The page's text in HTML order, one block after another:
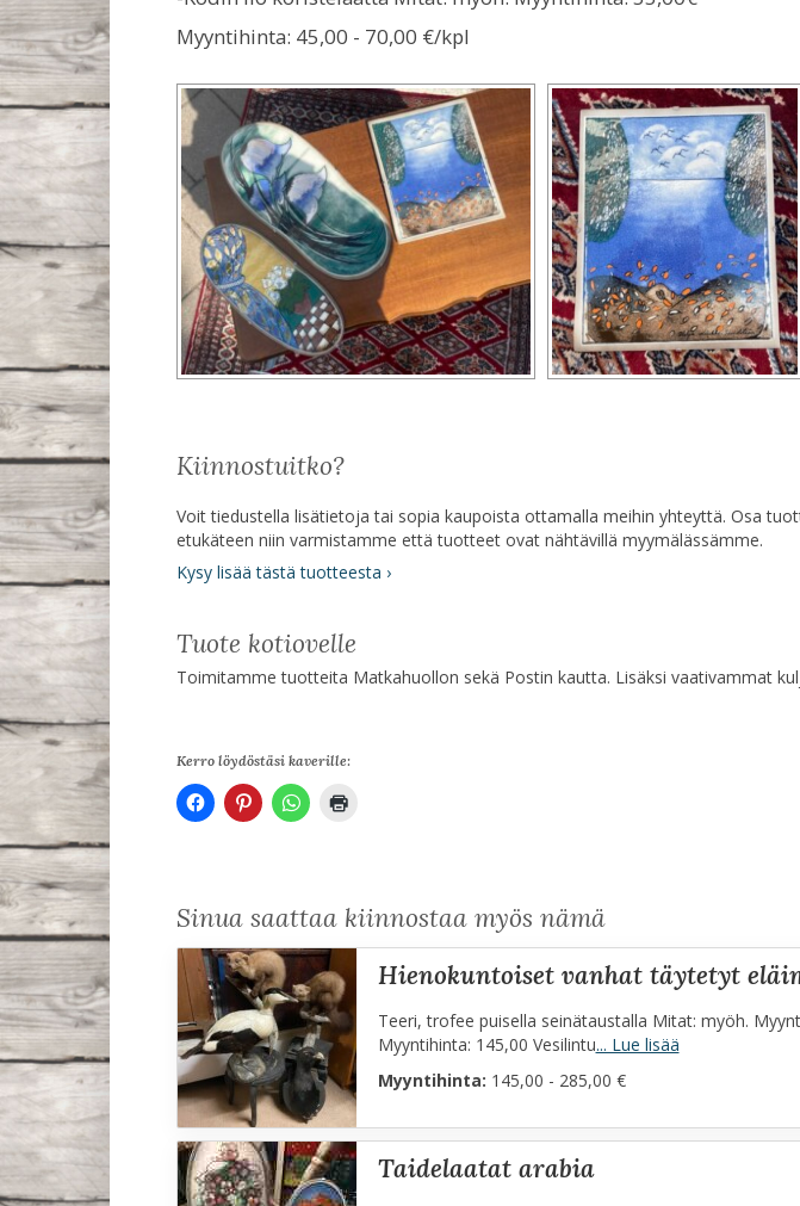
Myyntihinta: 45,00 - 70,00 €/kpl
Kiinnostuitko?
Voit tiedustella lisätietoja tai sopia kaupoista ottamalla meihin yhteyttä. Osa
etukäteen niin varmistamme että tuotteet ovat nähtävillä myymälässämme.
Kysy lisää tästä tuotteesta ›
Tuote kotiovelle
Toimitamme tuotteita Matkahuollon sekä Postin kautta. Lisäksi vaativammat
Kerro löydöstäsi kaverille:
Sinua saattaa kiinnostaa myös nämä
hienokuntoiset vanhat täytetyt
Teeri, trofee puisella seinätaustalla Mitat: myöh.
Myyntihinta: 145,00 Vesilintu... Lue lisää
Myyntihinta: 145,00 - 285,00 €
taidelaatat arabia